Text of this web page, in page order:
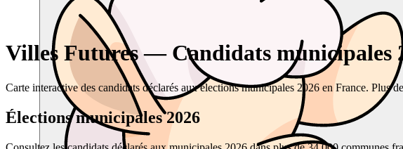
Villes Futures — Candidats municipales
Carte interactive des candidats déclarés aux élections municipales 2026 en France. Plus
Élections municipales 2026